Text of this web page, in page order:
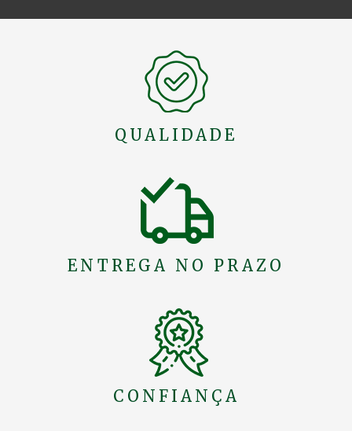
QUALIDADE
ENTREGA NO PRAZO
CONFIANÇA